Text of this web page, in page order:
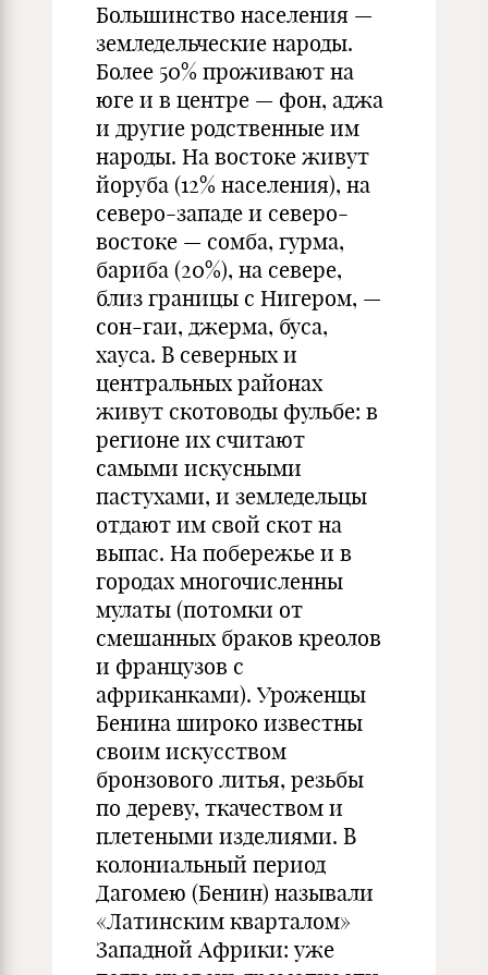
Большинство населения —
земледельческие народы.
Более 50% проживают на
юге и в центре — фон, аджа
и другие родственные им
народы. На востоке живут
йоруба (12% населения), на
северо-западе и северо-
востоке — сомба, гурма,
бариба (20%), на севере,
близ границы с Нигером, —
сон-гаи, джерма, буса,
хауса. В северных и
центральных районах
живут скотоводы фульбе: в
регионе их считают
самыми искусными
пастухами, и земледельцы
отдают им свой скот на
выпас. На побережье и в
городах многочисленны
мулаты (потомки от
смешанных браков креолов
и французов с
африканками). Уроженцы
Бенина широко известны
своим искусством
бронзового литья, резьбы
по дереву, ткачеством и
плетеными изделиями. В
колониальный период
Дагомею (Бенин) называли
«Латинским кварталом»
Западной Африки: уже